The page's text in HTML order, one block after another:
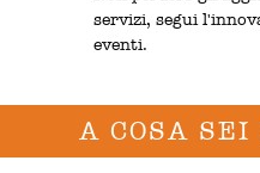
servizi, segui
eventi.
A COSA SEI